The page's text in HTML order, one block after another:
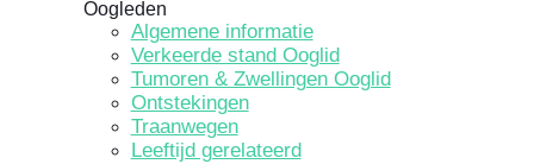
Oogleden
Algemene informatie
Verkeerde stand Ooglid
Tumoren & Zwellingen Ooglid
Ontstekingen
Traanwegen
Leeftijd gerelateerd